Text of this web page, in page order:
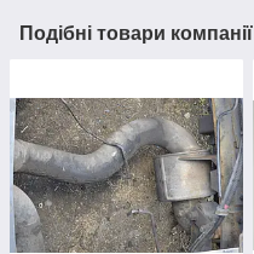
Подібні товари компанії